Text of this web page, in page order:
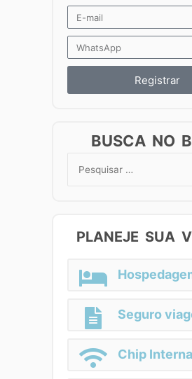
Registrar
BUSCA NO
Search
PLANEJE SUA
Seguro
Chip